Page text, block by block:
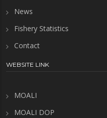
News
Fishery Statistics
Contact
WEBSITE LINK
MOALI
MOALI DOP